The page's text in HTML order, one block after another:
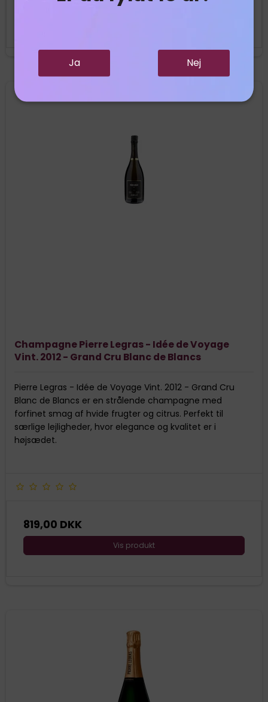
Ja Nej
Champagne Pierre Legras - Idée de Voyage
Vint. 2012 - Grand Cru Blanc de Blancs
Pierre Legras - Idée de Voyage Vint. 2012 - Grand Cru
Blanc de Blancs er en strålende champagne med
forfinet smag af hvide frugter og citrus. Perfekt til
særlige lejligheder, hvor elegance og kvalitet er i
højsædet.
819,00 DKK
Vis produkt